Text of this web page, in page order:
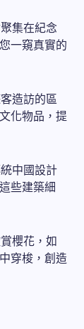
集在紀念
一窺真實的
造訪的區
化物品，提
中國設計
些建築細
櫻花，如
穿梭，創造